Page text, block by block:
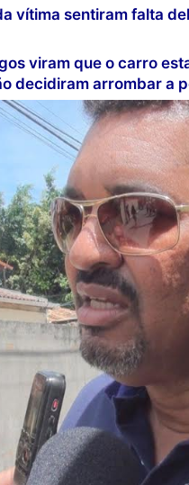
vítima sentiram falta
viram que o carro
decidiram arrombar a